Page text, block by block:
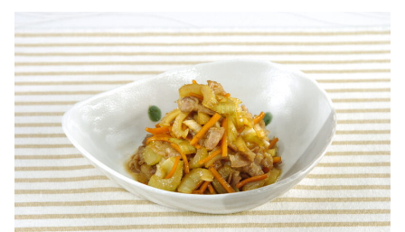
DAIGOも台所 ～きょうの献立 何にする？～
本日はダイアンなり！シーズン２
朝だ！生です旅サラダ
教えて！ニュースライブ 正義のミカタ
ＬＩＦＥ～夢のカタチ～
新婚さんいらっしゃい！
ポツンと一軒家